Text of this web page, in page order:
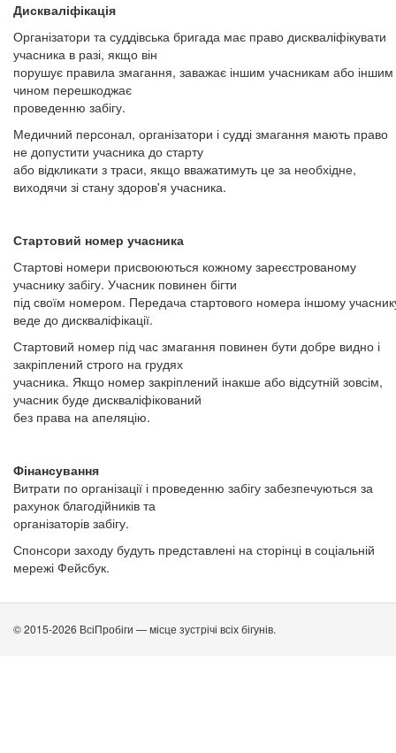
Дискваліфікація
Організатори та суддівська бригада має право дискваліфікувати
учасника в разі, якщо він
порушує правила змагання, заважає іншим учасникам або іншим
чином перешкоджає
проведенню забігу.
Медичний персонал, організатори і судді змагання мають право
не допустити учасника до старту
або відкликати з траси, якщо вважатимуть це за необхідне,
виходячи зі стану здоров'я учасника.
Стартовий номер учасника
Стартові номери присвоюються кожному зареєстрованому
учаснику забігу. Учасник повинен бігти
під своїм номером. Передача стартового номера іншому
веде до дискваліфікації.
Стартовий номер під час змагання повинен бути добре видно і
закріплений строго на грудях
учасника. Якщо номер закріплений інакше або відсутній зовсім,
учасник буде дискваліфікований
без права на апеляцію.
Фінансування
Витрати по організації і проведенню забігу забезпечуються за
рахунок благодійників та
організаторів забігу.
Спонсори заходу будуть представлені на сторінці в соціальній
мережі Фейсбук.
© 2015-2026 ВсіПробіги — місце зустрічі всіх бігунів.